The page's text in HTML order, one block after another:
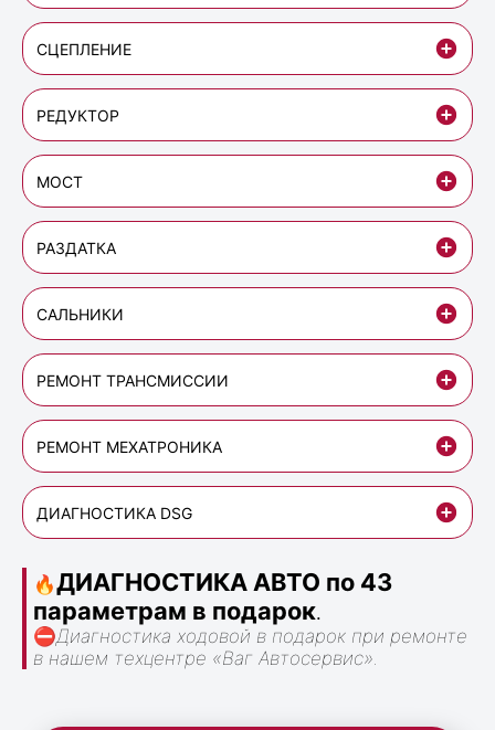
СЦЕПЛЕНИЕ
РЕДУКТОР
МОСТ
РАЗДАТКА
САЛЬНИКИ
РЕМОНТ ТРАНСМИССИИ
РЕМОНТ МЕХАТРОНИКА
ДИАГНОСТИКА DSG
🔥ДИАГНОСТИКА АВТО по 43
параметрам в подарок.
⛔Диагностика ходовой в подарок при ремонте
в нашем техцентре «Ваг Автосервис».